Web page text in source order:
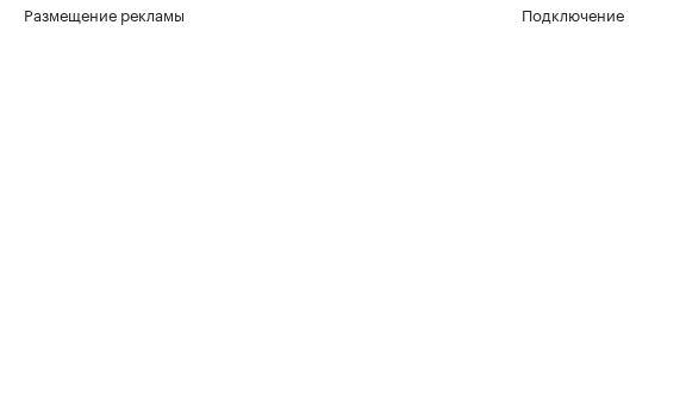
Размещение рекламы
Подключение